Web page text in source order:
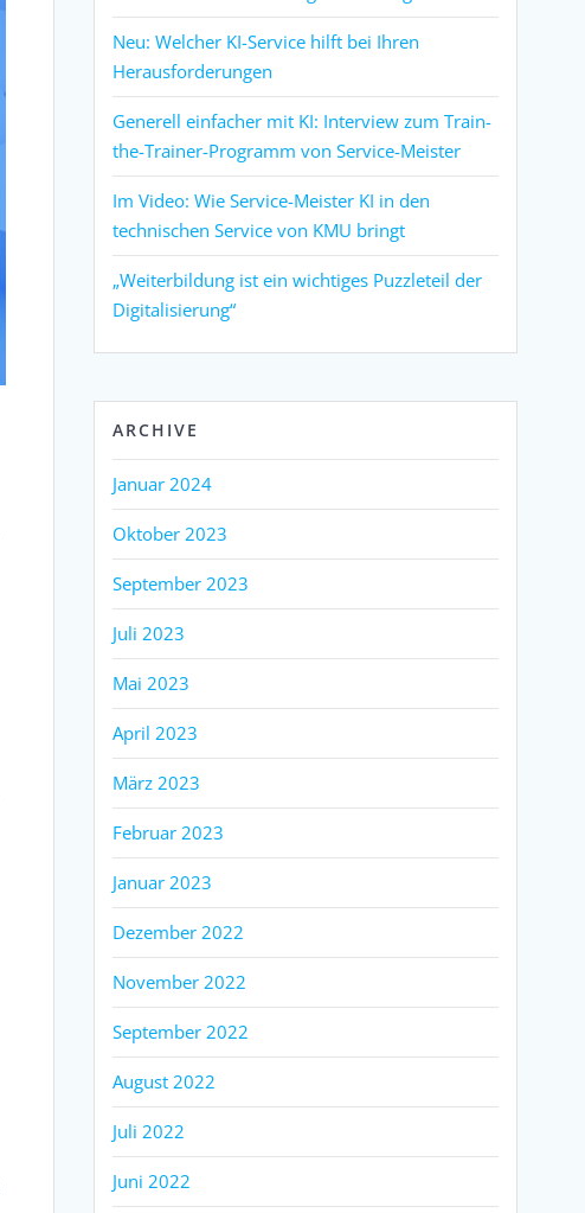
Neu: Welcher KI-Service hilft bei Ihren
Herausforderungen
Generell einfacher mit KI: Interview zum Train-
the-Trainer-Programm von Service-Meister
Im Video: Wie Service-Meister KI in den
technischen Service von KMU bringt
„Weiterbildung ist ein wichtiges Puzzleteil der
Digitalisierung“
ARCHIVE
Januar 2024
Oktober 2023
September 2023
Juli 2023
Mai 2023
April 2023
März 2023
Februar 2023
Januar 2023
Dezember 2022
November 2022
September 2022
August 2022
Juli 2022
Juni 2022